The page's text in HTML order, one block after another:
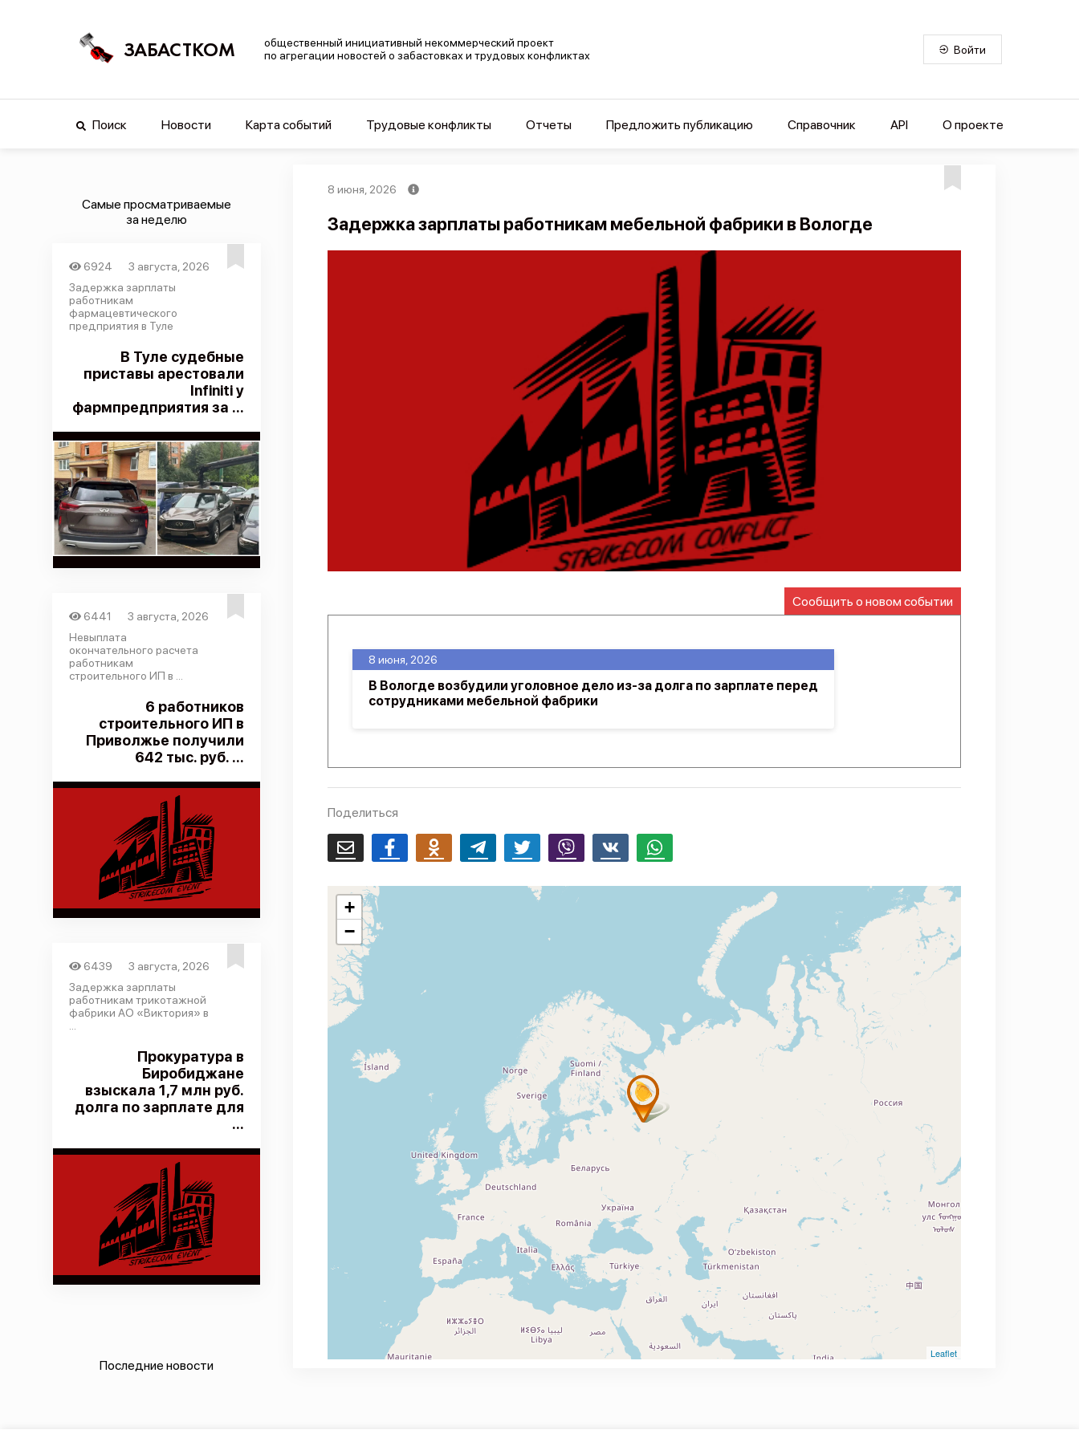
ЗАБАСТКОМ
общественный инициативный некоммерческий проект
по агрегации новостей о забастовках и трудовых конфликтах
Войти
Поиск Новости Карта событий Трудовые конфликты Отчеты Предложить публикацию Справочник API О проекте
Самые просматриваемые
за неделю
6924
3 августа, 2026
Задержка зарплаты
работникам
фармацевтического
предприятия в Туле
В Туле судебные
приставы арестовали
Infiniti у
фармпредприятия за ...
6441
3 августа, 2026
Невыплата
окончательного расчета
работникам
строительного ИП в ...
6 работников
строительного ИП в
Приволжье получили
642 тыс. руб. ...
6439
3 августа, 2026
Задержка зарплаты
работникам трикотажной
фабрики АО «Виктория» в
Прокуратура в
Биробиджане
взыскала 1,7 млн руб.
долга по зарплате для
...
Последние новости
8 июня, 2026
Задержка зарплаты работникам мебельной фабрики в Вологде
Сообщить о новом событии
8 июня, 2026
В Вологде возбудили уголовное дело из-за долга по зарплате перед
сотрудниками мебельной фабрики
Поделиться
Email FacebookOdnoklassnikiTelegram Twitter Viber Whatsapp
+
−
Leaflet